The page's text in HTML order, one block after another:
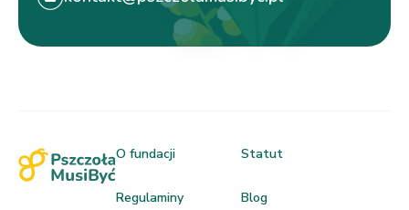
O fundacji
Regulaminy
Statut
Blog